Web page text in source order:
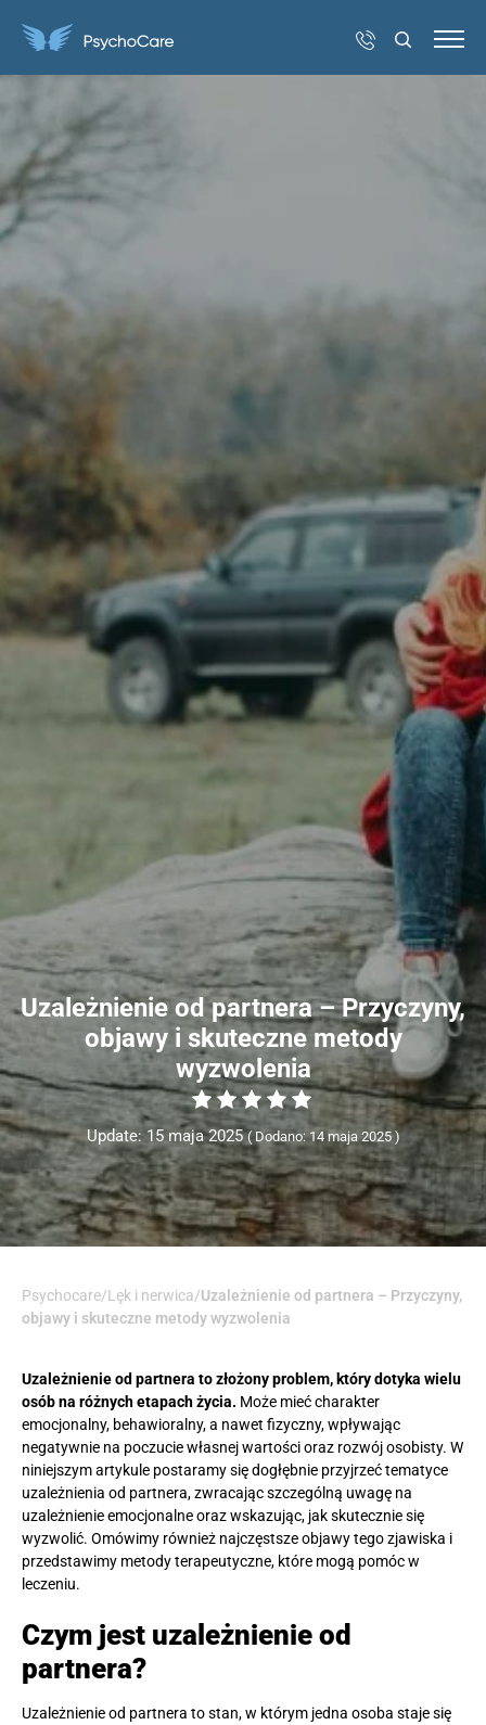
Uzależnienie od partnera – Przyczyny,
objawy i skuteczne metody
wyzwolenia
Update: 15 maja 2025 Dodano: 14 maja 2025
Psychocare/Lęk i nerwica/Uzależnienie od partnera – Przyczyny,
objawy i skuteczne metody wyzwolenia
Uzależnienie od partnera to złożony problem, który dotyka wielu
osób na różnych etapach życia. Może mieć charakter
emocjonalny, behawioralny, a nawet fizyczny, wpływając
negatywnie na poczucie własnej wartości oraz rozwój osobisty. W
niniejszym artykule postaramy się dogłębnie przyjrzeć tematyce
uzależnienia od partnera, zwracając szczególną uwagę na
uzależnienie emocjonalne oraz wskazując, jak skutecznie się
wyzwolić. Omówimy również najczęstsze objawy tego zjawiska i
przedstawimy metody terapeutyczne, które mogą pomóc w
leczeniu.
Czym jest uzależnienie od
partnera?
Uzależnienie od partnera to stan, w którym jedna osoba staje się